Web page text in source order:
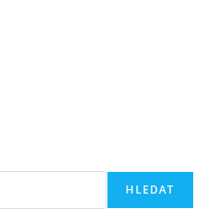
HLEDAT